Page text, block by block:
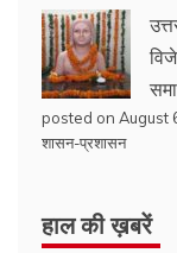
posted on August
शासन-प्रशासन
हाल की ख़बरें